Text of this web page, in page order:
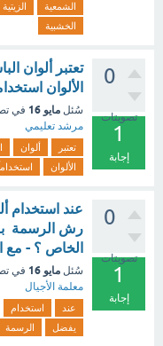
الشمعية
الزيتية
الخشبية
0
تصويتات
1
إجابة
تعتبر ألوان
الألوان
سُئل مايو 16 في
مرشد تعليمي
تعتبر ألوان
الألوان
0
تصويتات
1
إجابة
عند استخدام
رش الرسمة بـ
الخاص ؟ - مع
سُئل مايو 16 في
معلمة الأجيال
عند استخدام
يفضل
الرسمة